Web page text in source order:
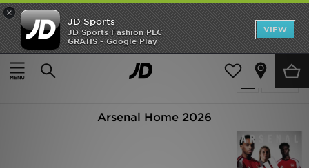
×
JD Sports
JD Sports Fashion PLC
GRATIS - Google Play
VIEW
Hjem
Arsenal Home 2026
6 Produkter fundet
Arsenal Home 2026
Hjem
Udsalg